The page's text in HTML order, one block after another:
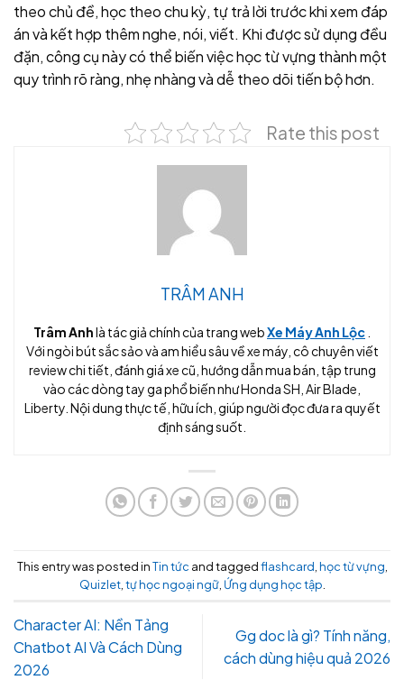
theo chủ đề, học theo chu kỳ, tự trả lời trước khi xem đáp
án và kết hợp thêm nghe, nói, viết. Khi được sử dụng đều
đặn, công cụ này có thể biến việc học từ vựng thành một
quy trình rõ ràng, nhẹ nhàng và dễ theo dõi tiến bộ hơn.
Rate this post
TRÂM ANH
Trâm Anhlà tác giả chính của trang webXe Máy Anh Lộc
Với ngòi bút sắc sảo và am hiểu sâu về xe máy, cô chuyên viết
review chi tiết, đánh giá xe cũ, hướng dẫn mua bán, tập trung
vào các dòng tay ga phổ biến như Honda SH, Air Blade,
Liberty. Nội dung thực tế, hữu ích, giúp người đọc đưa ra quyết
định sáng suốt.
This entry was posted inTin tức and taggedflashcard học từ vựng
Quizlet, tự học ngoại ngữ, Ứng dụng học tập
Character AI: Nền Tảng
Chatbot AI Và Cách Dùng
2026
Gg doc là gì? Tính năng,
cách dùng hiệu quả 2026